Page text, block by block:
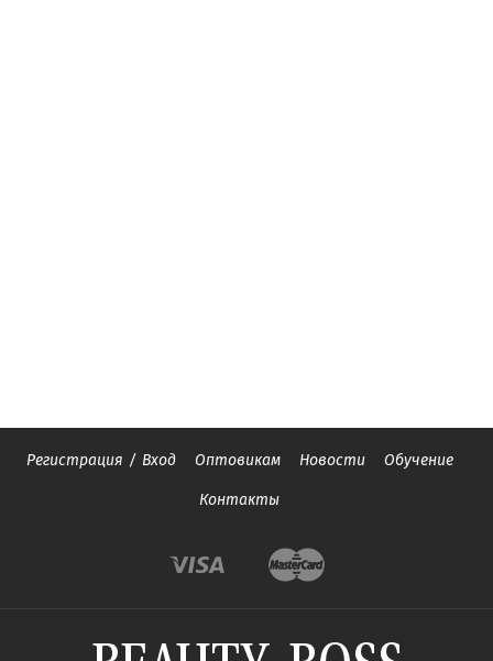
Регистрация / Вход Оптовикам Новости Обучение
Контакты